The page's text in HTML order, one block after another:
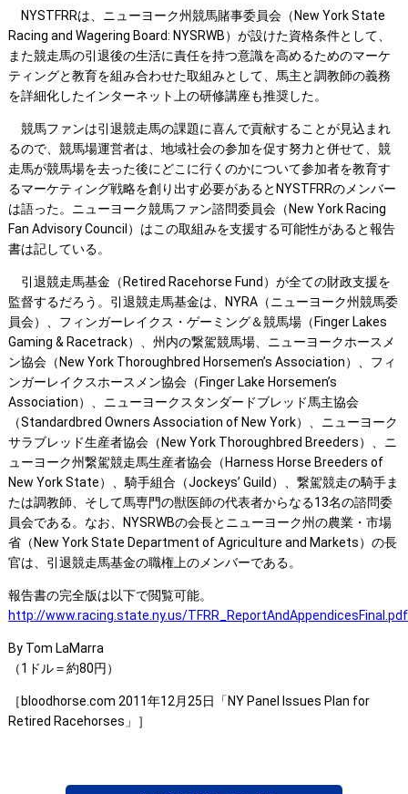
NYSTFRRは、ニューヨーク州競馬賭事委員会（New York State
Racing and Wagering Board: NYSRWB）が設けた資格条件として、
また競走馬の引退後の生活に責任を持つ意識を高めるためのマーケ
ティングと教育を組み合わせた取組みとして、馬主と調教師の義務
を詳細化したインターネット上の研修講座も推奨した。
競馬ファンは引退競走馬の課題に喜んで貢献することが見込まれ
るので、競馬場運営者は、地域社会の参加を促す努力と併せて、競
走馬が競馬場を去った後にどこに行くのかについて参加者を教育す
るマーケティング戦略を創り出す必要があるとNYSTFRRのメンバー
は語った。ニューヨーク競馬ファン諮問委員会（New York Racing
Fan Advisory Council）はこの取組みを支援する可能性があると報告
書は記している。
引退競走馬基金（Retired Racehorse Fund）が全ての財政支援を
監督するだろう。引退競走馬基金は、NYRA（ニューヨーク州競馬委
員会）、フィンガーレイクス・ゲーミング＆競馬場（Finger Lakes
Gaming & Racetrack）、州内の繋駕競馬場、ニューヨークホースメ
ン協会（New York Thoroughbred Horsemen’s Association）、フィ
ンガーレイクスホースメン協会（Finger Lake Horsemen’s
Association）、ニューヨークスタンダードブレッド馬主協会
（Standardbred Owners Association of New York）、ニューヨーク
サラブレッド生産者協会（New York Thoroughbred Breeders）、ニ
ューヨーク州繋駕競走馬生産者協会（Harness Horse Breeders of
New York State）、騎手組合（Jockeys’ Guild）、繋駕競走の騎手ま
たは調教師、そして馬専門の獣医師の代表者からなる13名の諮問委
員会である。なお、NYSRWBの会長とニューヨーク州の農業・市場
省（New York State Department of Agriculture and Markets）の長
官は、引退競走馬基金の職権上のメンバーである。
報告書の完全版は以下で閲覧可能。
http://www.racing.state.ny.us/TFRR_ReportAndAppendicesFinal.pdf
By Tom LaMarra
（1ドル＝約80円）
［bloodhorse.com 2011年12月25日「NY Panel Issues Plan for
Retired Racehorses」］